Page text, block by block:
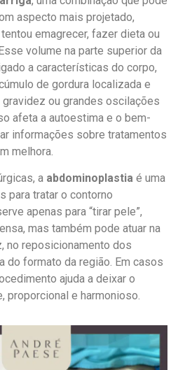
aspecto mais projetado,
emagrecer, fazer dieta ou
volume na parte superior da
a características do corpo,
de gordura localizada e
ou grandes oscilações
afeta a autoestima e o bem-
informações sobre tratamentos
melhora.
a abdominoplastia é uma
para tratar o contorno
apenas para “tirar pele”,
mas também pode atuar na
no reposicionamento dos
do formato da região. Em casos
ajuda a deixar o
proporcional e harmonioso.